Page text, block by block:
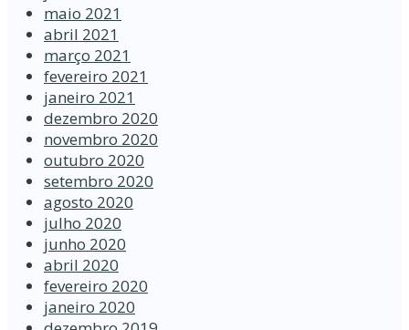
maio 2021
abril 2021
março 2021
fevereiro 2021
janeiro 2021
dezembro 2020
novembro 2020
outubro 2020
setembro 2020
agosto 2020
julho 2020
junho 2020
abril 2020
fevereiro 2020
janeiro 2020